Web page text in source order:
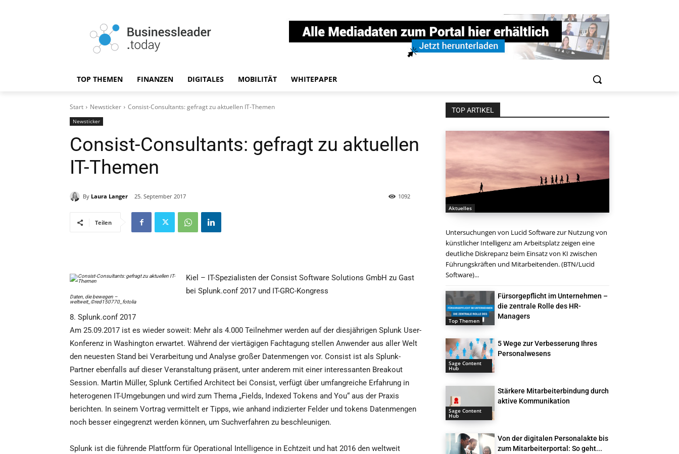
TOP THEMEN FINANZEN DIGITALES MOBILITÄT WHITEPAPER
Start Newsticker Consist-Consultants: gefragt zu aktuellen IT-Themen
Newsticker
Consist-Consultants: gefragt zu aktuellen
IT-Themen
By Laura Langer 25. September 2017 1092
Teilen
Daten, die bewegen –
weltweit_©red150770_fotolia
Kiel – IT-Spezialisten der Consist Software Solutions GmbH zu Gast
bei Splunk.conf 2017 und IT-GRC-Kongress
8. Splunk.conf 2017
Am 25.09.2017 ist es wieder soweit: Mehr als 4.000 Teilnehmer werden auf der diesjährigen Splunk User-
Konferenz in Washington erwartet. Während der viertägigen Fachtagung stellen Anwender aus aller Welt
den neuesten Stand bei Verarbeitung und Analyse großer Datenmengen vor. Consist ist als Splunk-
Partner ebenfalls auf dieser Veranstaltung präsent, unter anderem mit einer interessanten Breakout
Session. Martin Müller, Splunk Certified Architect bei Consist, verfügt über umfangreiche Erfahrung in
heterogenen IT-Umgebungen und wird zum Thema „Fields, Indexed Tokens and You“ aus der Praxis
berichten. In seinem Vortrag vermittelt er Tipps, wie anhand indizierter Felder und tokens Datenmengen
noch besser eingegrenzt werden können, um Suchverfahren zu beschleunigen.
Splunk ist die führende Plattform für Operational Intelligence in Echtzeit und hat 2016 den weltweit
TOP ARTIKEL
Aktuelles
Untersuchungen von Lucid Software zur Nutzung von
künstlicher Intelligenz am Arbeitsplatz zeigen eine
deutliche Diskrepanz beim Einsatz von KI zwischen
Führungskräften und Mitarbeitenden. (BTN/Lucid
Software)...
Top Themen
Fürsorgepflicht im Unternehmen –
die zentrale Rolle des HR-
Managers
Sage Content
Hub
5 Wege zur Verbesserung Ihres
Personalwesens
Sage Content
Hub
Stärkere Mitarbeiterbindung durch
aktive Kommunikation
Von der digitalen Personalakte bis
zum Mitarbeiterportal: So geht...